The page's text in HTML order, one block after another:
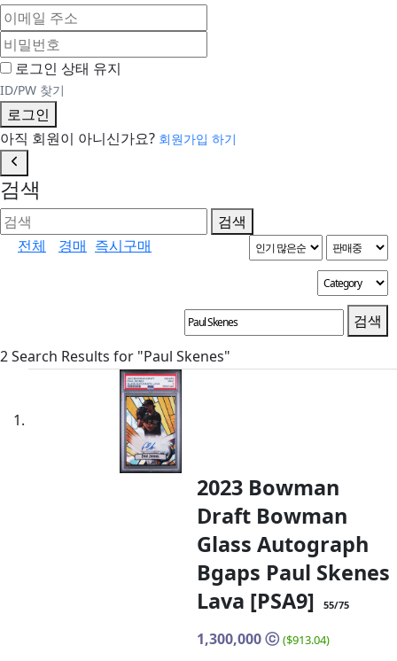
로그인 상태 유지
ID/PW 찾기
로그인
아직 회원이 아니신가요? 회원가입 하기
검색
검색
전체
경매 즉시구매
검색
2 Search Results for "Paul Skenes"
2023 Bowman
Draft Bowman
Glass Autograph
Bgaps Paul Skenes
Lava [PSA9]
55/75
1,300,000ⓒ ($913.04)